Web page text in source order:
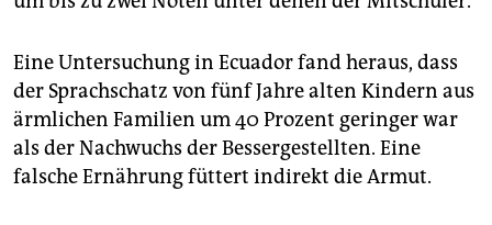
Eine Untersuchung in Ecuador fand heraus, dass
der Sprachschatz von fünf Jahre alten Kindern aus
ärmlichen Familien um 40 Prozent geringer war
als der Nachwuchs der Bessergestellten. Eine
falsche Ernährung füttert indirekt die Armut.